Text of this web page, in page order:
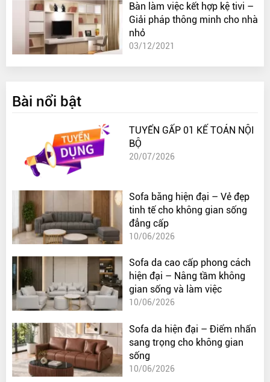
Bàn làm việc kết hợp kệ tivi –
Giải pháp thông minh cho nhà
nhỏ
03/12/2021
Bài nổi bật
TUYỂN GẤP 01 KẾ TOÁN NỘI
BỘ
20/07/2026
Sofa băng hiện đại – Vẻ đẹp
tinh tế cho không gian sống
đẳng cấp
10/06/2026
Sofa da cao cấp phong cách
hiện đại – Nâng tầm không
gian sống và làm việc
10/06/2026
Sofa da hiện đại – Điểm nhấn
sang trọng cho không gian
sống
10/06/2026